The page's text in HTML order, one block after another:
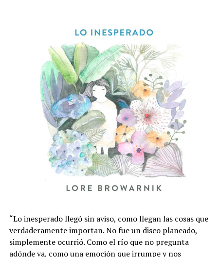
“Lo inesperado llegó sin aviso, como llegan las cosas que
verdaderamente importan. No fue un disco planeado,
simplemente ocurrió. Como el río que no pregunta
adónde va, como una emoción que irrumpe y nos